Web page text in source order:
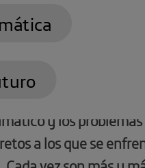
y los
a los que se